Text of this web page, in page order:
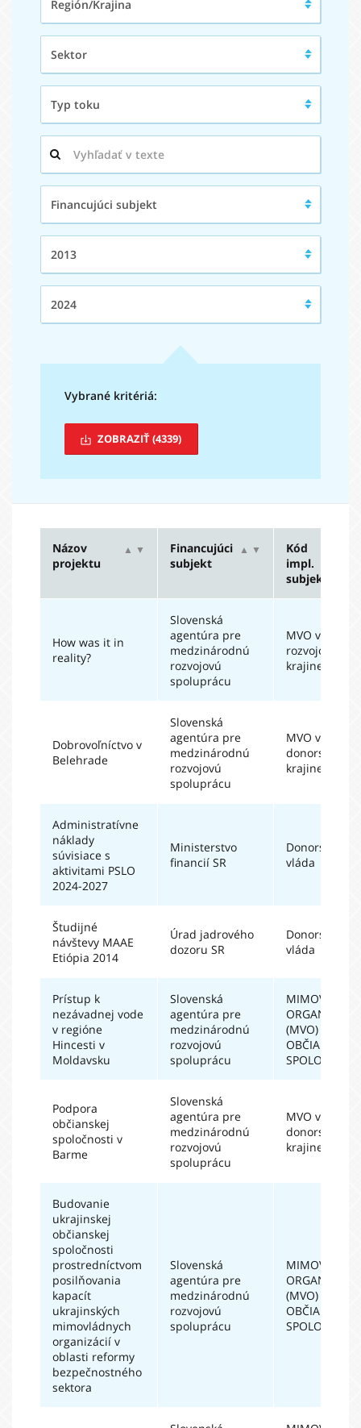
Región/Krajina
Sektor:
Sektor
Typ
toku:
Typ toku
Hľadaný
výraz:
Financujúci
subjekt:
Financujúci subjekt
Od:
2013
Do:
2024
Vybrané kritériá:
ZOBRAZIŤ(4339)
Názov
projektu
▲ ▼
Financujúci
subjekt
▲ ▼
Kód
impl.
subjektu
How was it in
reality?
Slovenská
agentúra pre
medzinárodnú
rozvojovú
spoluprácu
MVO v
rozvojovej
krajine
Dobrovoľníctvo v
Belehrade
Slovenská
agentúra pre
medzinárodnú
rozvojovú
spoluprácu
MVO v
donorskej
krajine
Administratívne
náklady
súvisiace s
aktivitami PSLO
2024-2027
Ministerstvo
financií SR
Donorská
vláda
Študijné
návštevy MAAE
Etiópia 2014
Úrad jadrového
dozoru SR
Donorská
vláda
Prístup k
nezávadnej vode
v regióne
Hincesti v
Moldavsku
Slovenská
agentúra pre
medzinárodnú
rozvojovú
spoluprácu
MIMOVLÁDNE
ORGANIZÁCIE
(MVO) A
OBČIANSKA
SPOLOČNOSŤ
Podpora
občianskej
spoločnosti v
Barme
Slovenská
agentúra pre
medzinárodnú
rozvojovú
spoluprácu
MVO v
donorskej
krajine
Budovanie
ukrajinskej
občianskej
spoločnosti
prostredníctvom
posilňovania
kapacít
ukrajinských
mimovládnych
organizácií v
oblasti reformy
bezpečnostného
sektora
Slovenská
agentúra pre
medzinárodnú
rozvojovú
spoluprácu
MIMOVLÁDNE
ORGANIZÁCIE
(MVO) A
OBČIANSKA
SPOLOČNOSŤ